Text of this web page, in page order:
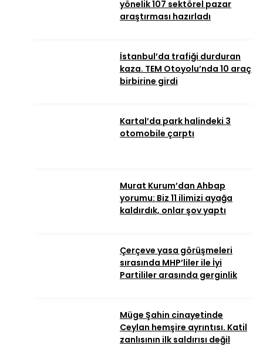
yönelik 107 sektörel pazar
araştırması hazırladı
İstanbul’da trafiği durduran
kaza. TEM Otoyolu’nda 10 araç
birbirine girdi
Kartal’da park halindeki 3
otomobile çarptı
Murat Kurum’dan Ahbap
yorumu: Biz 11 ilimizi ayağa
kaldırdık, onlar şov yaptı
Çerçeve yasa görüşmeleri
sırasında MHP’liler ile İyi
Partililer arasında gerginlik
Müge Şahin cinayetinde
Ceylan hemşire ayrıntısı. Katil
zanlısının ilk saldırısı değil